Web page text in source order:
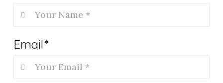
Email*